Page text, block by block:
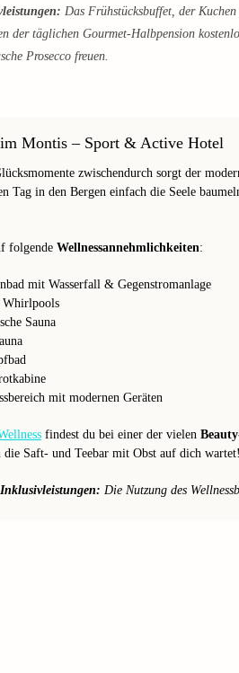
Das Frühstücksbuffet, der
der täglichen Gourmet-Halbpension
Prosecco freuen.
Montis – Sport & Active Hotel
zwischendurch sorgt der
Tag in den Bergen einfach die Seele
folgende Wellnessannehmlichkeiten:
mit Wasserfall & Gegenstromanlage
Whirlpools
Sauna
mit modernen Geräten
findest du bei einer der vielen
die Saft- und Teebar mit Obst auf dich wartet!
Die Nutzung des